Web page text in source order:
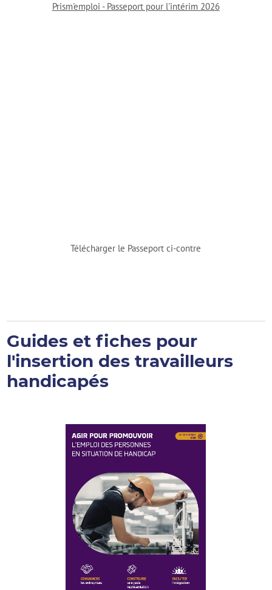
Prism'emploi - Passeport pour l'intérim 2026
Télécharger le Passeport ci-contre
Guides et fiches pour
l'insertion des travailleurs
handicapés